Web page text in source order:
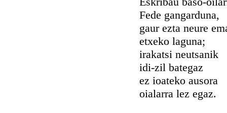
Fede gangarduna,
gaur ezta neure
etxeko laguna;
irakatsi neutsanik
idi-zil bategaz
ez ioateko ausora
oialarra lez egaz.